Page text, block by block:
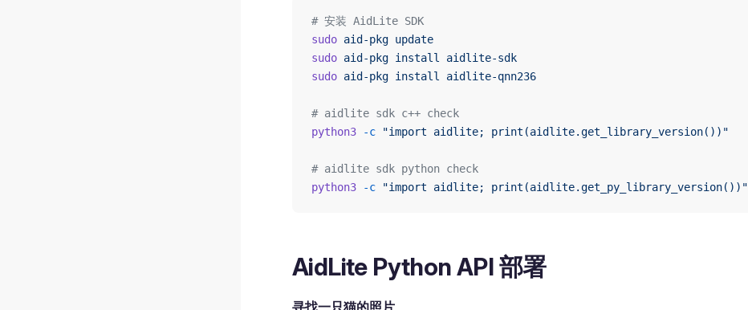
# 安装 AidLite SDK
sudo aid-pkg update
sudo aid-pkg install
aidlite-sdk
sudo aid-pkg install aidlite-qnn236
# aidlite sdk c++ check
python3 -c "import aidlite; print(aidlite.get_library_version())"
# aidlite sdk python check
python3 -c "import aidlite; print(aidlite.get_py_library_version())"
AidLite Python API 部署
寻找一只猫的照片